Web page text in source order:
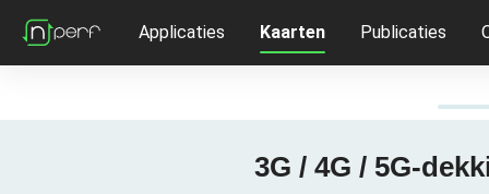
Applicaties Kaarten Publicaties
3G / 4G / 5G-